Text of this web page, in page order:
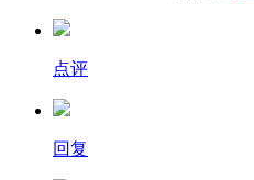
点评
回复